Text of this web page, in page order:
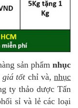
sản phẩm nhục
giá tốtchỉ và,nhục
ty thảo dược Tấn
sỉ và lẻ các loại